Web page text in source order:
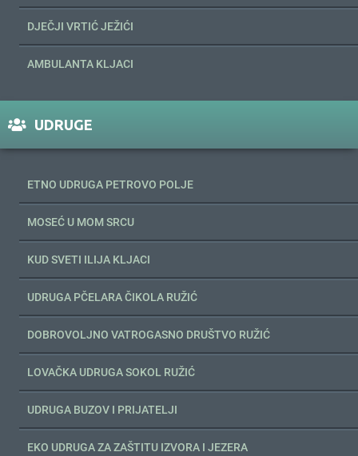
DJEČJI VRTIĆ JEŽIĆI
AMBULANTA KLJACI
UDRUGE
ETNO UDRUGA PETROVO POLJE
MOSEĆ U MOM SRCU
KUD SVETI ILIJA KLJACI
UDRUGA PČELARA ČIKOLA RUŽIĆ
DOBROVOLJNO VATROGASNO DRUŠTVO RUŽIĆ
LOVAČKA UDRUGA SOKOL RUŽIĆ
UDRUGA BUZOV I PRIJATELJI
EKO UDRUGA ZA ZAŠTITU IZVORA I JEZERA